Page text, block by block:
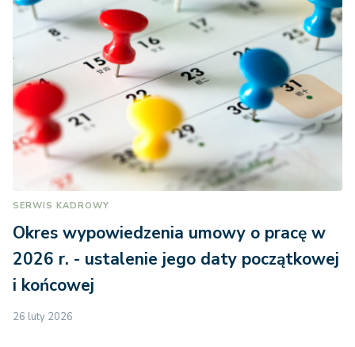
SERWIS KADROWY
Okres wypowiedzenia umowy o pracę w
2026 r. - ustalenie jego daty początkowej
i końcowej
26 luty 2026